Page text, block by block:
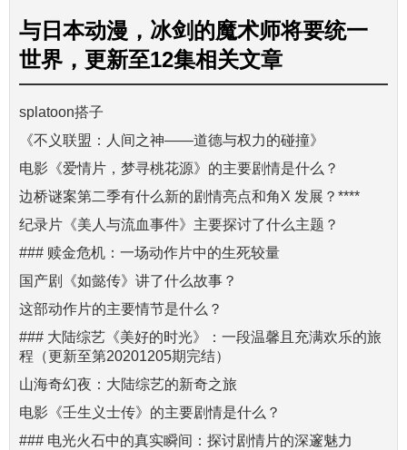
与 日本动漫，冰剑的魔术师将要统一
世界，更新至12集相关文章
splatoon搭子
《不义联盟：人间之神——道德与权力的碰撞》
电影《爱情片，梦寻桃花源》的主要剧情是什么？
边桥谜案第二季有什么新的剧情亮点和角X 发展？****
纪录片《美人与流血事件》主要探讨了什么主题？
### 赎金危机：一场动作片中的生死较量
国产剧《如懿传》讲了什么故事？
这部动作片的主要情节是什么？
### 大陆综艺《美好的时光》：一段温馨且充满欢乐的旅
程（更新至第20201205期完结）
山海奇幻夜：大陆综艺的新奇之旅
电影《壬生义士传》的主要剧情是什么？
### 电光火石中的真实瞬间：探讨剧情片的深邃魅力